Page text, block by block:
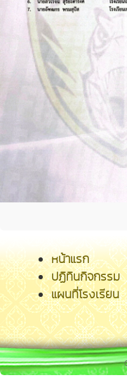
หน้าแรก
ปฏิทินกิจกรรม
แผนที่โรงเรียน